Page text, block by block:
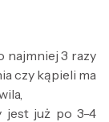
najmniej 3 razy
czy kąpieli ma
jest już po 3-4